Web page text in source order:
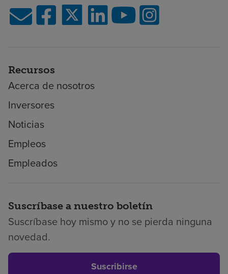
Recursos
Acerca de nosotros
Inversores
Noticias
Empleos
Empleados
Suscríbase a nuestro boletín
Suscríbase hoy mismo y no se pierda ninguna
novedad.
Suscribirse